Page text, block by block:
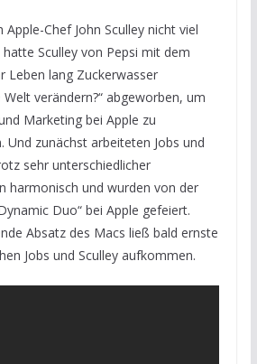
Chef John Sculley nicht viel
hatte Sculley von Pepsi mit dem
Leben lang Zuckerwasser
verändern?“ abgeworben, um
Marketing bei Apple zu
Und zunächst arbeiteten Jobs und
sehr unterschiedlicher
harmonisch und wurden von der
Duo“ bei Apple gefeiert.
Absatz des Macs ließ bald ernste
Jobs und Sculley aufkommen.